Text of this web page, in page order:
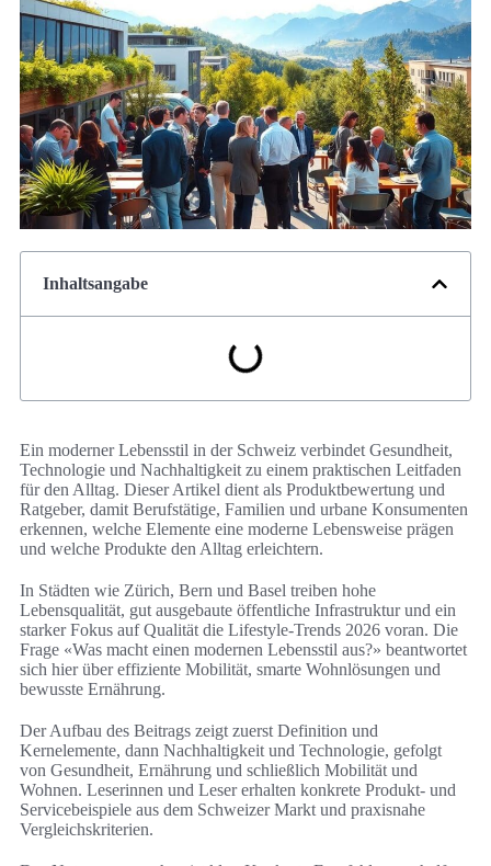
Inhaltsangabe
Ein moderner Lebensstil in der Schweiz verbindet Gesundheit,
Technologie und Nachhaltigkeit zu einem praktischen Leitfaden
für den Alltag. Dieser Artikel dient als Produktbewertung und
Ratgeber, damit Berufstätige, Familien und urbane Konsumenten
erkennen, welche Elemente eine moderne Lebensweise prägen
und welche Produkte den Alltag erleichtern.
In Städten wie Zürich, Bern und Basel treiben hohe
Lebensqualität, gut ausgebaute öffentliche Infrastruktur und ein
starker Fokus auf Qualität die Lifestyle-Trends 2026 voran. Die
Frage «Was macht einen modernen Lebensstil aus?» beantwortet
sich hier über effiziente Mobilität, smarte Wohnlösungen und
bewusste Ernährung.
Der Aufbau des Beitrags zeigt zuerst Definition und
Kernelemente, dann Nachhaltigkeit und Technologie, gefolgt
von Gesundheit, Ernährung und schließlich Mobilität und
Wohnen. Leserinnen und Leser erhalten konkrete Produkt- und
Servicebeispiele aus dem Schweizer Markt und praxisnahe
Vergleichskriterien.